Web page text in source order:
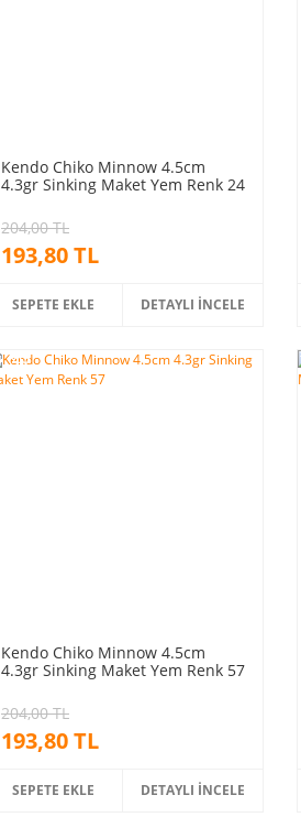
Kendo Chiko Minnow 4.5cm
4.3gr Sinking Maket Yem Renk 24
193,80 TL
204,00 TL
SEPETE EKLE DETAYLI İNCELE
%5
Kendo Chiko Minnow 4.5cm
4.3gr Sinking Maket Yem Renk 57
193,80 TL
204,00 TL
SEPETE EKLE DETAYLI İNCELE